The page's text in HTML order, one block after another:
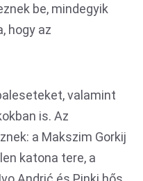
be, mindegyik
hogy az
valamint
is. Az
a Makszim Gorkij
katona tere, a